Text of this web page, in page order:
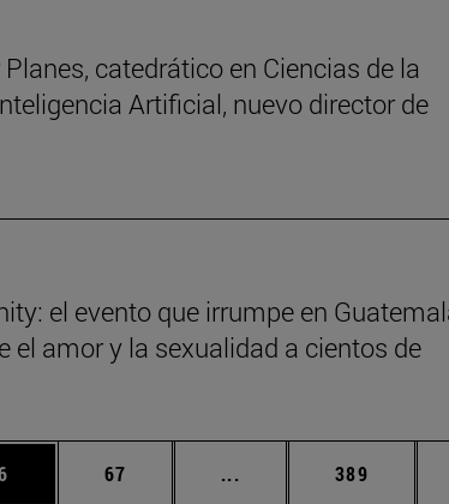
catedrático en Ciencias de la
Artificial, nuevo director de
el evento que irrumpe en
el amor y la sexualidad a cientos de
para desplazarse.
Página
67 ... Páginas intermedias
Página
389